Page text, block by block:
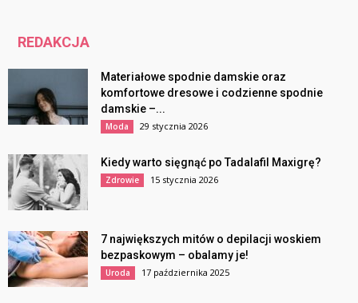
REDAKCJA
Materiałowe spodnie damskie oraz
komfortowe dresowe i codzienne spodnie
damskie –...
Moda 29 stycznia 2026
Kiedy warto sięgnąć po Tadalafil Maxigrę?
Zdrowie 15 stycznia 2026
7 największych mitów o depilacji woskiem
bezpaskowym – obalamy je!
Uroda 17 października 2025